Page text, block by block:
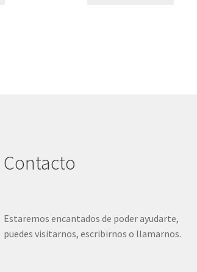
Contacto
Estaremos encantados de poder ayudarte,
puedes visitarnos, escribirnos o llamarnos.